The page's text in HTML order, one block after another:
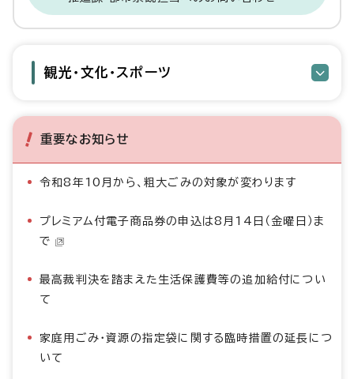
観光・文化・スポーツ
重要なお知らせ
令和8年10月から、粗大ごみの対象が変わります
プレミアム付電子商品券の申込は8月14日（金曜日）ま
で
最高裁判決を踏まえた生活保護費等の追加給付につい
て
家庭用ごみ・資源の指定袋に関する臨時措置の延長につ
いて